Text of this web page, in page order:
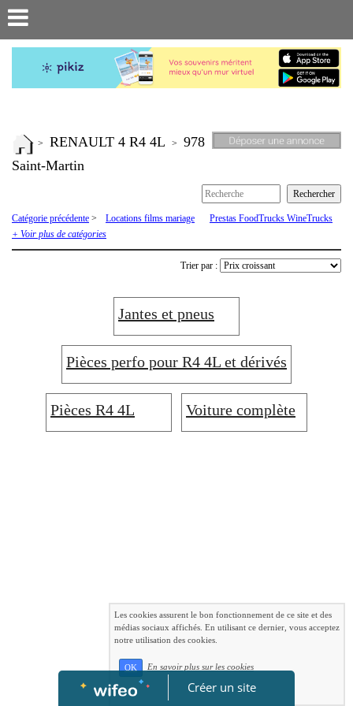
> RENAULT 4 R4 4L >
978
Saint-Martin
Catégorie précédente > Locations films mariage
Prestas FoodTrucks WineTrucks
Recherche de pièces ou véhicules
+ Voir plus de catégories
Trier par :
Jantes et pneus
Pièces perfo pour R4 4L et dérivés
Pièces R4 4L Voiture complète
Créer un site
Les cookies assurent le bon fonctionnement de ce site et des
médias sociaux affichés. En utilisant ce dernier, vous acceptez
notre utilisation des cookies.
OK En savoir plus sur les cookies